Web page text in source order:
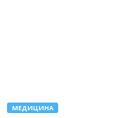
МЕДИЦИНА